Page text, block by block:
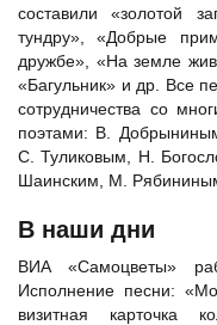
составили «золотой
тундру», «Добрые
дружбе», «На земле
«Багульник» и др. Все
сотрудничества со
поэтами: В.
С. Туликовым, Н.
Шаинским, М.
В наши дни
ВИА «Самоцветы»
Исполнение песни:
визитная карточка